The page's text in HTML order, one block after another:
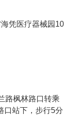
凭医疗器械园10
路枫林路口转乘
口站下，步行5分